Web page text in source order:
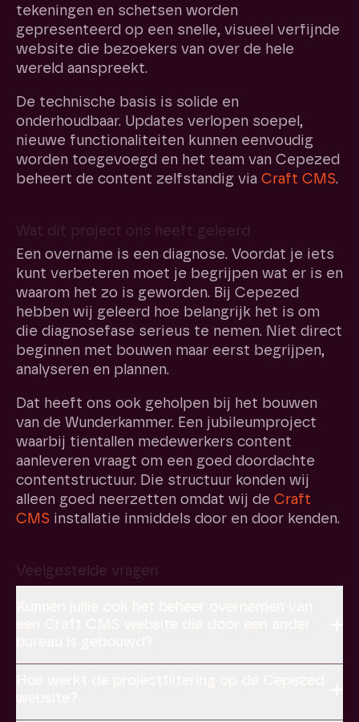
tekeningen en schetsen worden
gepresenteerd op een snelle, visueel verfijnde
website die bezoekers van over de hele
wereld aanspreekt.
De technische basis is solide en
onderhoudbaar. Updates verlopen soepel,
nieuwe functionaliteiten kunnen eenvoudig
worden toegevoegd en het team van Cepezed
beheert de content zelfstandig via Craft CMS.
Wat dit project ons heeft geleerd
Een overname is een diagnose. Voordat je iets
kunt verbeteren moet je begrijpen wat er is en
waarom het zo is geworden. Bij Cepezed
hebben wij geleerd hoe belangrijk het is om
die diagnosefase serieus te nemen. Niet direct
beginnen met bouwen maar eerst begrijpen,
analyseren en plannen.
Dat heeft ons ook geholpen bij het bouwen
van de Wunderkammer. Een jubileumproject
waarbij tientallen medewerkers content
aanleveren vraagt om een goed doordachte
contentstructuur. Die structuur konden wij
alleen goed neerzetten omdat wij de Craft
CMS installatie inmiddels door en door kenden.
Veelgestelde vragen